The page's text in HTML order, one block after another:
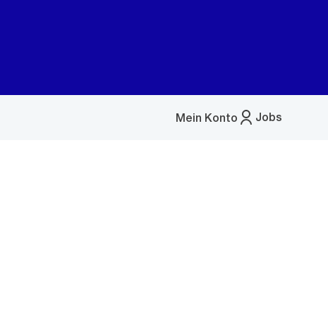
Jobs
Mein Konto
Menü